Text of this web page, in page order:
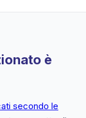
è
secondo le